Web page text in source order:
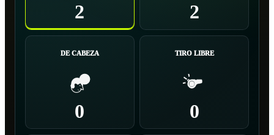
2 2
DE CABEZA
0
TIRO LIBRE
0